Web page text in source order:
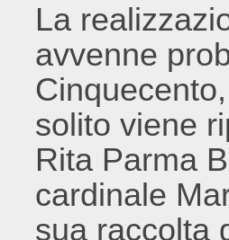
La
avvenne
solito viene
Rita Parma
cardinale
sua raccolta